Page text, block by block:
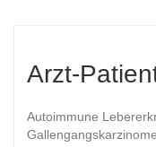
Arzt-
Autoimmune